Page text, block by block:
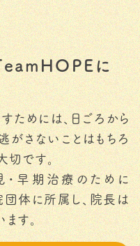
に
ためには、日ごろから
がさないことはもちろ
です。
早期治療のために
体に所属し、院長は
す。